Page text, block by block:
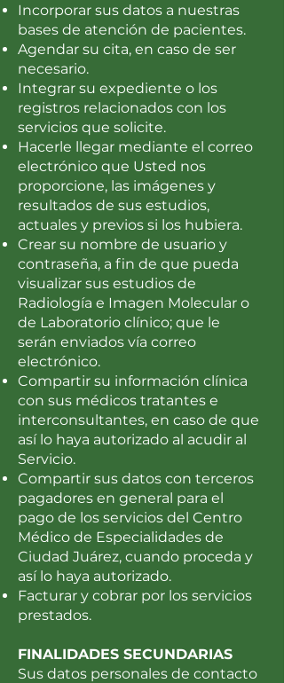
Incorporar sus datos a nuestras
bases de atención de pacientes.
Agendar su cita, en caso de ser
necesario.
Integrar su expediente o los
registros relacionados con los
servicios que solicite.
Hacerle llegar mediante el correo
electrónico que Usted nos
proporcione, las imágenes y
resultados de sus estudios,
actuales y previos si los hubiera.
Crear su nombre de usuario y
contraseña, a fin de que pueda
visualizar sus estudios de
Radiología e Imagen Molecular o
de Laboratorio clínico; que le
serán enviados vía correo
electrónico.
Compartir su información clínica
con sus médicos tratantes e
interconsultantes, en caso de que
así lo haya autorizado al acudir al
Servicio.
Compartir sus datos con terceros
pagadores en general para el
pago de los servicios del Centro
Médico de Especialidades de
Ciudad Juárez, cuando proceda y
así lo haya autorizado.
Facturar y cobrar por los servicios
prestados.
FINALIDADES SECUNDARIAS
Sus datos personales de contacto